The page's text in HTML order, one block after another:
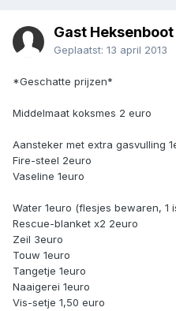
Gast Heksenboot
Geplaatst: 13 april 2013
*Geschatte prijzen*
Middelmaat koksmes 2 euro
Aansteker met extra gasvulling
Fire-steel 2euro
Vaseline 1euro
Water 1euro (flesjes bewaren, 1
Rescue-blanket x2 2euro
Zeil 3euro
Touw 1euro
Tangetje 1euro
Naaigerei 1euro
Vis-setje 1,50 euro